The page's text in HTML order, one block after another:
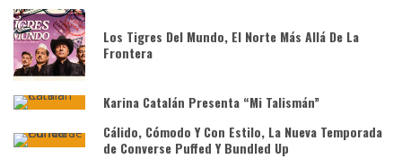
Los Tigres Del Mundo, El Norte Más Allá De La
Frontera
Karina Catalán Presenta “Mi Talismán”
Cálido, Cómodo Y Con Estilo, La Nueva Temporada
de Converse Puffed Y Bundled Up